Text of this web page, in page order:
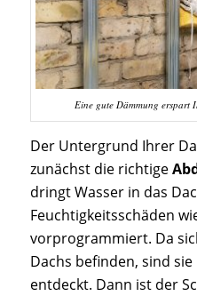
Eine gute Dämmung erspart
Der Untergrund Ihrer
zunächst die richtige
dringt Wasser in das
Feuchtigkeitsschäden
vorprogrammiert. Da
Dachs befinden, sind
entdeckt. Dann ist der